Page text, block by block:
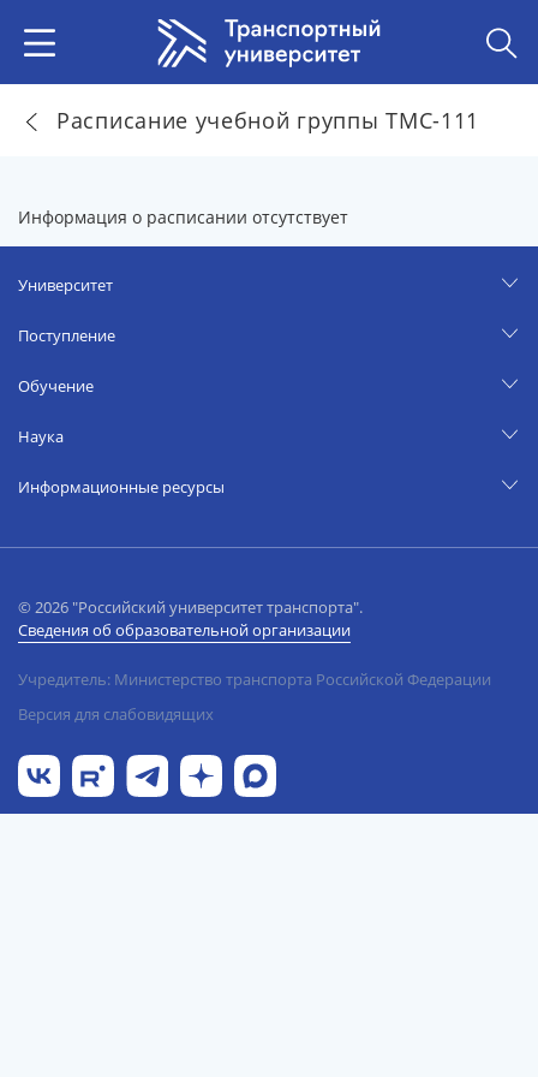
Расписание учебной группы ТМС-111
Информация о расписании отсутствует
Университет
Поступление
Обучение
Наука
Информационные ресурсы
© 2026 "Российский университет транспорта".
Сведения об образовательной организации
Учредитель: Министерство транспорта Российской Федерации
Версия для слабовидящих